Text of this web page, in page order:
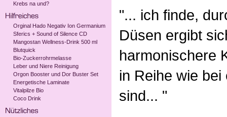
Krebs na und?
Orginal Hado Negativ Ion Germanium
Sferics + Sound of Silence CD
Mangostan Wellness-Drink 500 ml
Blutquick
Bio-Zuckerrohrmelasse
Leber und Niere Reinigung
Orgon Booster und Dor Buster Set
Energetische Laminate
Vitalpilze Bio
Coco Drink
"... ich finde,
Düsen ergibt
harmonischere
in Reihe wie
sind... "